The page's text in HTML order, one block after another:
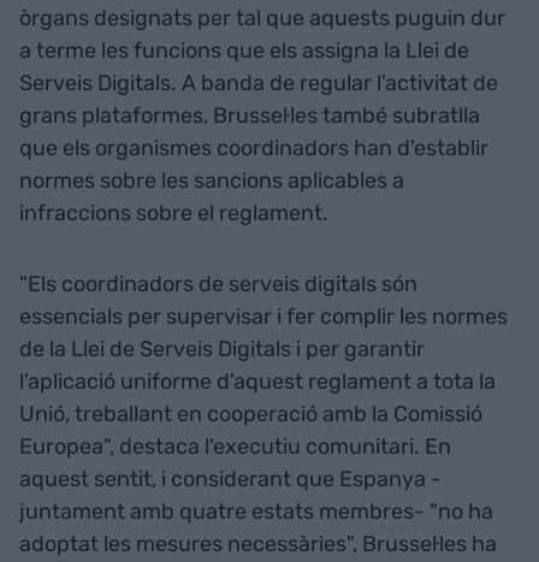
òrgans designats per tal que aquests puguin dur
a terme les funcions que els assigna la Llei de
Serveis Digitals. A banda de regular l'activitat de
grans plataformes, Brussel·les també subratlla
que els organismes coordinadors han d'establir
normes sobre les sancions aplicables a
infraccions sobre el reglament.
"Els coordinadors de serveis digitals són
essencials per supervisar i fer complir les normes
de la Llei de Serveis Digitals i per garantir
l'aplicació uniforme d'aquest reglament a tota la
Unió, treballant en cooperació amb la Comissió
Europea", destaca l'executiu comunitari. En
aquest sentit, i considerant que Espanya -
juntament amb quatre estats membres- "no ha
adoptat les mesures necessàries", Brussel·les ha